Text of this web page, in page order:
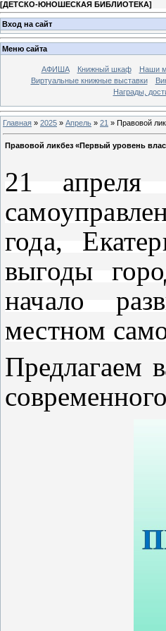
[ДЕТСКО-ЮНОШЕСКАЯ БИБЛИОТЕКА]
Вход на сайт
Меню сайта
АФИША Книжный шкаф Наши
Виртуальные книжные выставки
Награды,
Главная » 2025 » Апрель » 21 » Правовой
Правовой ликбез «Первый уровень
21 апреля
года,
выгоды
начало
местном
Предлагаем